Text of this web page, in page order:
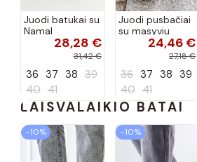
Juodi batukai su
Namal
dekoracija28,28 €
31,42 €
36 37 38 39
40 41
Juodi pusbačiai
su masyviu
padu Teska24,46 €
27,18 €
36 37 38 39
40 41
LAISVALAIKIO BATAI
−10% −10%